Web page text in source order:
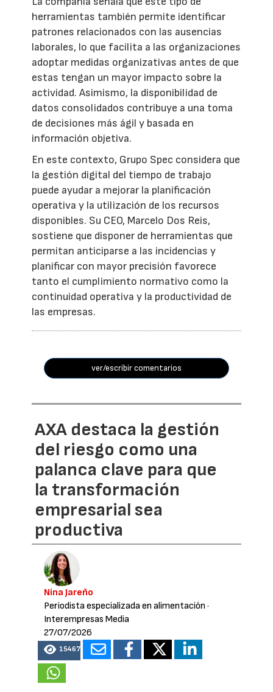
herramientas también permite identificar
patrones relacionados con las ausencias
laborales, lo que facilita a las organizaciones
adoptar medidas organizativas antes de que
estas tengan un mayor impacto sobre la
actividad. Asimismo, la disponibilidad de
datos consolidados contribuye a una toma
de decisiones más ágil y basada en
información objetiva.
En este contexto, Grupo Spec considera que
la gestión digital del tiempo de trabajo
puede ayudar a mejorar la planificación
operativa y la utilización de los recursos
disponibles. Su CEO, Marcelo Dos Reis,
sostiene que disponer de herramientas que
permitan anticiparse a las incidencias y
planificar con mayor precisión favorece
tanto el cumplimiento normativo como la
continuidad operativa y la productividad de
las empresas.
ver/escribir comentarios
AXA destaca la gestión
del riesgo como una
palanca clave para que
la transformación
empresarial sea
productiva
Nina Jareño
Periodista especializada en alimentación ·
Interempresas Media
27/07/2026
15467